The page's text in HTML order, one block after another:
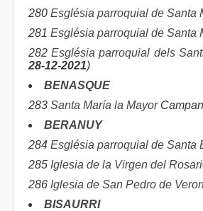
280 Església parroquial de Santa
281 Església parroquial de Santa
282Església parroquial dels
28-12-2021)
BENASQUE
283 Santa María la Mayor
BERANUY
284 Església parroquial de Santa
285 Iglesia de la Virgen del
286 Iglesia de San Pedro de
BISAURRI